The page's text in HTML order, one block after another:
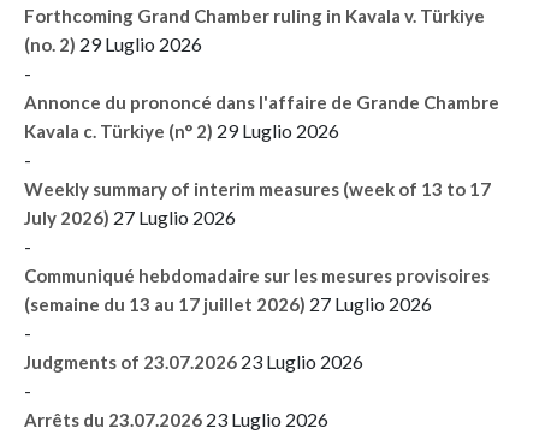
Forthcoming Grand Chamber ruling in Kavala v. Türkiye
(no. 2) 29 Luglio 2026
-
Annonce du prononcé dans l'affaire de Grande Chambre
Kavala c. Türkiye (n° 2) 29 Luglio 2026
-
Weekly summary of interim measures (week of 13 to 17
July 2026) 27 Luglio 2026
-
Communiqué hebdomadaire sur les mesures provisoires
(semaine du 13 au 17 juillet 2026) 27 Luglio 2026
-
Judgments of 23.07.2026 23 Luglio 2026
-
Arrêts du 23.07.2026 23 Luglio 2026